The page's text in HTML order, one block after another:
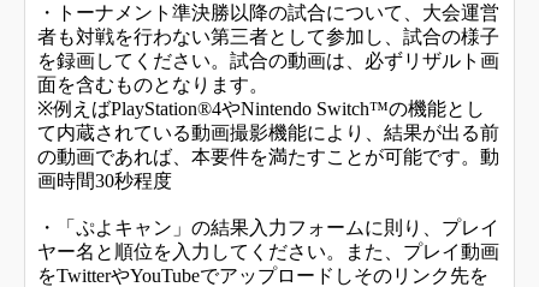
・トーナメント準決勝以降の試合について、大会運営
者も対戦を行わない第三者として参加し、試合の様子
を録画してください。試合の動画は、必ずリザルト画
面を含むものとなります。
※例えばPlayStation®4やNintendo Switch™の機能とし
て内蔵されている動画撮影機能により、結果が出る前
の動画であれば、本要件を満たすことが可能です。動
画時間30秒程度
・「ぷよキャン」の結果入力フォームに則り、プレイ
ヤー名と順位を入力してください。また、プレイ動画
をTwitterやYouTubeでアップロードしそのリンク先を